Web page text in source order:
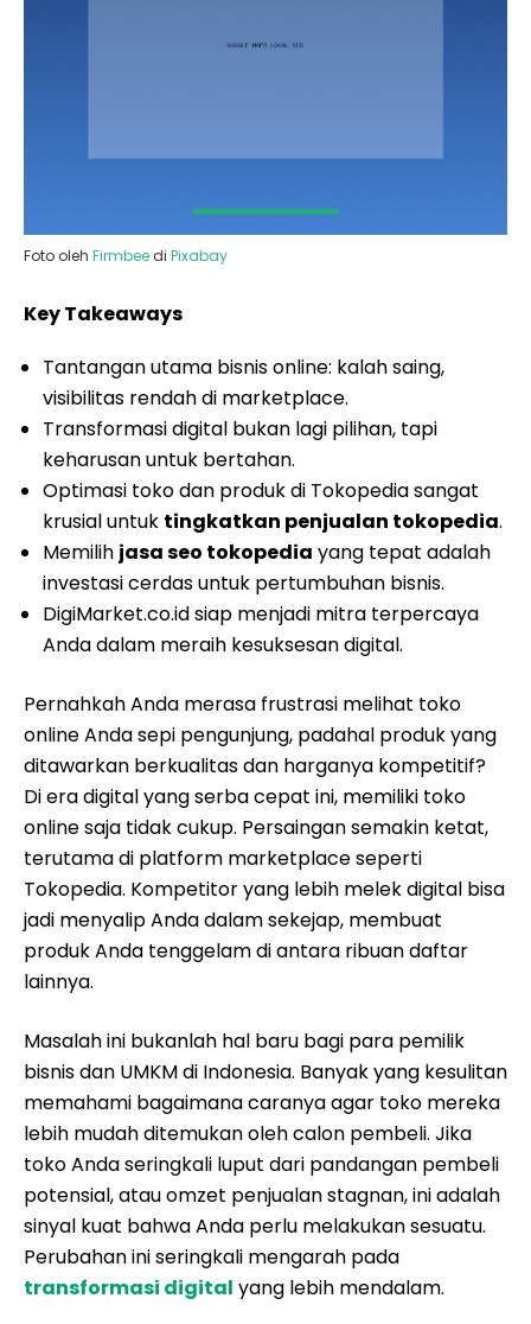
Foto oleh Firmbee di Pixabay
Key Takeaways
Tantangan utama bisnis online: kalah saing,
visibilitas rendah di marketplace.
Transformasi digital bukan lagi pilihan, tapi
keharusan untuk bertahan.
Optimasi toko dan produk di Tokopedia sangat
krusial untuk tingkatkan penjualan tokopedia.
Memilih jasa seo tokopedia yang tepat adalah
investasi cerdas untuk pertumbuhan bisnis.
DigiMarket.co.id siap menjadi mitra terpercaya
Anda dalam meraih kesuksesan digital.
Pernahkah Anda merasa frustrasi melihat toko
online Anda sepi pengunjung, padahal produk yang
ditawarkan berkualitas dan harganya kompetitif?
Di era digital yang serba cepat ini, memiliki toko
online saja tidak cukup. Persaingan semakin ketat,
terutama di platform marketplace seperti
Tokopedia. Kompetitor yang lebih melek digital bisa
jadi menyalip Anda dalam sekejap, membuat
produk Anda tenggelam di antara ribuan daftar
lainnya.
Masalah ini bukanlah hal baru bagi para pemilik
bisnis dan UMKM di Indonesia. Banyak yang kesulitan
memahami bagaimana caranya agar toko mereka
lebih mudah ditemukan oleh calon pembeli. Jika
toko Anda seringkali luput dari pandangan pembeli
potensial, atau omzet penjualan stagnan, ini adalah
sinyal kuat bahwa Anda perlu melakukan sesuatu.
Perubahan ini seringkali mengarah pada
transformasi digital yang lebih mendalam.